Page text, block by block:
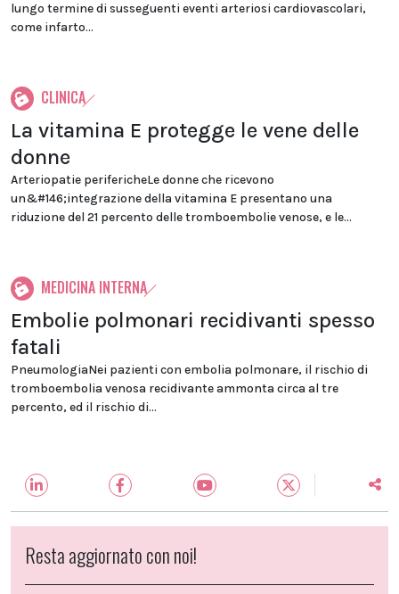
lungo termine di susseguenti eventi arteriosi cardiovascolari,
come infarto...
CLINICA
La vitamina E protegge le vene delle
donne
Arteriopatie perifericheLe donne che ricevono
un&#146;integrazione della vitamina E presentano una
riduzione del 21 percento delle tromboembolie venose, e le...
MEDICINA INTERNA
Embolie polmonari recidivanti spesso
fatali
PneumologiaNei pazienti con embolia polmonare, il rischio di
tromboembolia venosa recidivante ammonta circa al tre
percento, ed il rischio di...
Resta aggiornato con noi!